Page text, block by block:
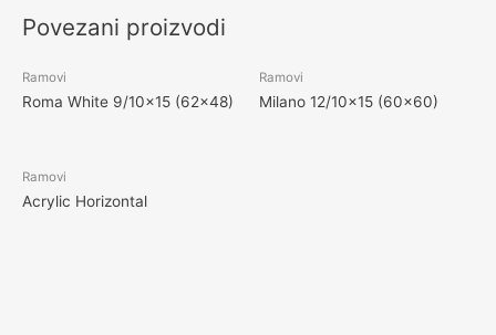
Povezani proizvodi
Ramovi
Roma White 9/10×15 (62×48)
Ramovi
Milano 12/10×15 (60×60)
Ramovi
Acrylic Horizontal